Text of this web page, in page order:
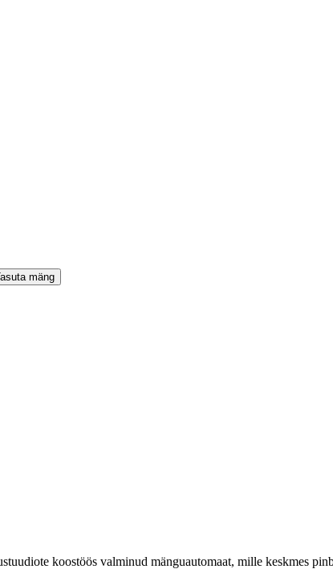
mäng
koostöös valminud mänguautomaat, mille keskmes